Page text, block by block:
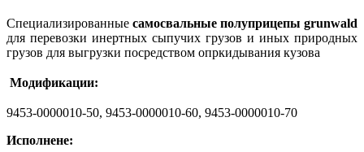
Специализированные самосвальные полуприцепы grunwald
для перевозки инертных сыпучих грузов и иных природных
грузов для выгрузки посредством опркидывания кузова
Модификации:
9453-0000010-50, 9453-0000010-60, 9453-0000010-70
Исполнене: